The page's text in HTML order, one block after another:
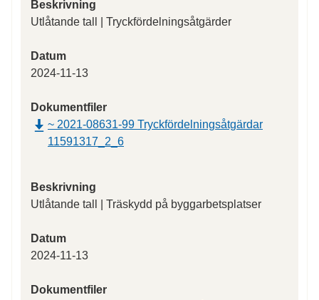
Beskrivning
Utlåtande tall | Tryckfördelningsåtgärder
Datum
2024-11-13
Dokumentfiler
~ 2021-08631-99 Tryckfördelningsåtgärdar
11591317_2_6
Beskrivning
Utlåtande tall | Träskydd på byggarbetsplatser
Datum
2024-11-13
Dokumentfiler